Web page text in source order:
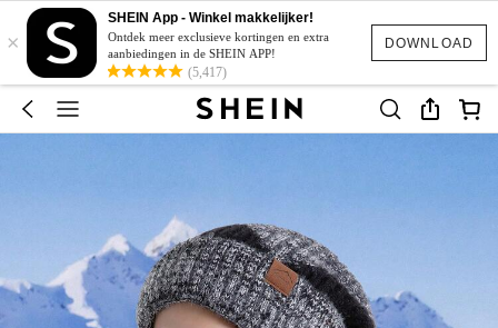
DOWNLOAD
×
SHEIN App - Winkel makkelijker!
Ontdek meer exclusieve kortingen en extra
aanbiedingen in de SHEIN APP!
(5,417)